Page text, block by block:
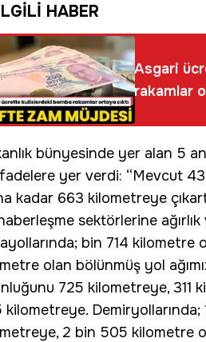
HABER
Asgari
rakamlar
bünyesinde yer alan 5
yer verdi: “Mevcut
kadar 663 kilometreye
sektörlerine ağırlık
bin 714 kilometre
olan bölünmüş yol
725 kilometreye, 311
kilometreye. Demiryollarında;
2 bin 505 kilometre